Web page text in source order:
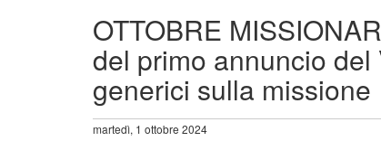
OTTOBRE
del primo annuncio
generici sulla missione
martedì, 1 ottobre 2024